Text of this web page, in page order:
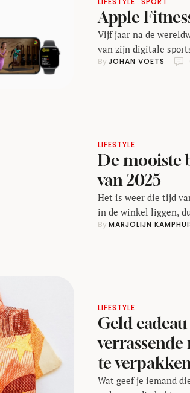
Apple
Vijf jaar na de
van zijn digitale
15 december
By JOHAN VOETS
LIFESTYLE
De mooiste
van 2025
Het is weer die tijd
in de winkel liggen,
al lang niet meer
By MARJOLIJN
LIFESTYLE
Geld
te verpakken
Wat geef je iemand